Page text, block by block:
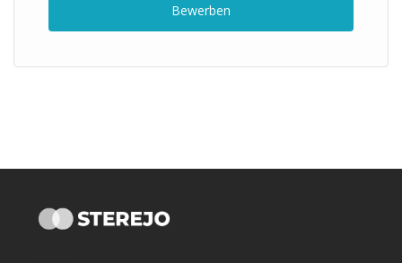
Bewerben